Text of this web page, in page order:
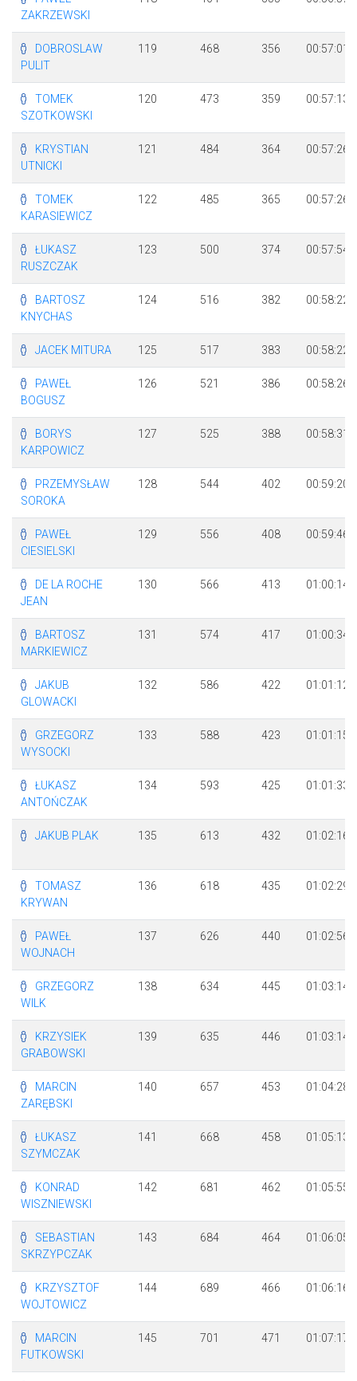
ZAKRZEWSKI
DOBROSLAW
PULIT
119 468 356 00:57:01
TOMEK
SZOTKOWSKI
120 473 359 00:57:13
KRYSTIAN
UTNICKI
121 484 364 00:57:26
TOMEK
KARASIEWICZ
122 485 365 00:57:26
ŁUKASZ
RUSZCZAK
123 500 374 00:57:54
BARTOSZ
KNYCHAS
124 516 382 00:58:22
JACEK MITURA 125 517 383 00:58:22
PAWEŁ
BOGUSZ
126 521 386 00:58:26
BORYS
KARPOWICZ
127 525 388 00:58:31
PRZEMYSŁAW
SOROKA
128 544 402 00:59:20
PAWEŁ
CIESIELSKI
129 556 408 00:59:46
DE LA ROCHE
JEAN
130 566 413 01:00:14
BARTOSZ
MARKIEWICZ
131 574 417 01:00:34
JAKUB
GLOWACKI
132 586 422 01:01:12
GRZEGORZ
WYSOCKI
133 588 423 01:01:15
ŁUKASZ
ANTOŃCZAK
134 593 425 01:01:33
JAKUB PLAK 135 613 432 01:02:16
TOMASZ
KRYWAN
136 618 435 01:02:29
PAWEŁ
WOJNACH
137 626 440 01:02:56
GRZEGORZ
WILK
138 634 445 01:03:14
KRZYSIEK
GRABOWSKI
139 635 446 01:03:14
MARCIN
ZARĘBSKI
140 657 453 01:04:28
ŁUKASZ
SZYMCZAK
141 668 458 01:05:13
KONRAD
WISZNIEWSKI
142 681 462 01:05:55
SEBASTIAN
SKRZYPCZAK
143 684 464 01:06:05
KRZYSZTOF
WOJTOWICZ
144 689 466 01:06:16
MARCIN
FUTKOWSKI
145 701 471 01:07:17